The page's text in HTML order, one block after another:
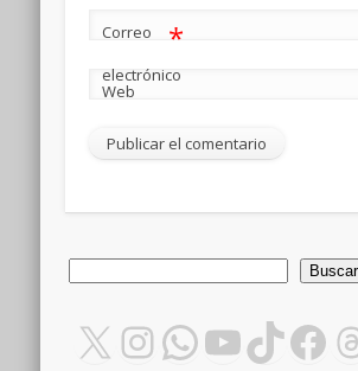
Correo
electrónico
*
Web
Buscar
X Instagram
WhatsApp